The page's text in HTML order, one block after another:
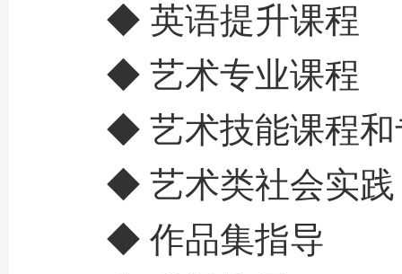
◆ 英语提升课程
◆ 艺术专业课程
◆ 艺术技能课程和
◆ 艺术类社会实践
◆ 作品集指导